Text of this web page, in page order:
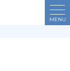
MENU